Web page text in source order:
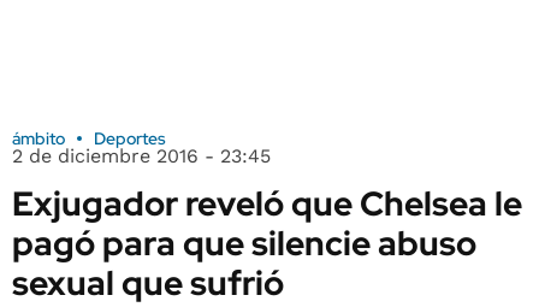
ámbito Deportes
2 de diciembre 2016 - 23:45
Exjugador reveló que Chelsea le
pagó para que silencie abuso
sexual que sufrió